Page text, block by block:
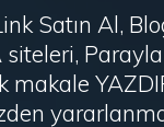
Satın Al,
makale